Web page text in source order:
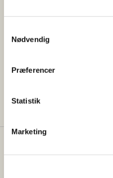
Nødvendig
Præferencer
Statistik
Marketing
Brevene indeholder
forhold til mærkningsansvar
Du kan læse om
Fødevarestyrelsen er en